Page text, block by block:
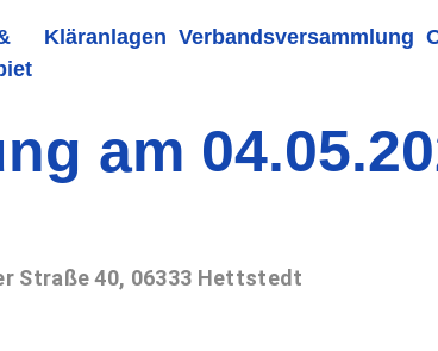
Kläranlagen Verbandsversammlung
am
Straße 40, 06333 Hettstedt